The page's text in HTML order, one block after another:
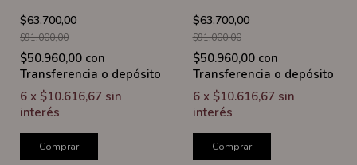
$63.700,00
$91.000,00
$50.960,00 con
Transferencia o depósito
6 x $10.616,67 sin
interés
Comprar
$63.700,00
$91.000,00
$50.960,00 con
Transferencia o depósito
6 x $10.616,67 sin
interés
Comprar